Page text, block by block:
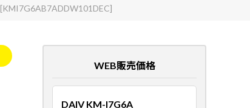
[KMI7G6AB7ADDW101DEC]
WEB販売価格
DAIV KM-I7G6A